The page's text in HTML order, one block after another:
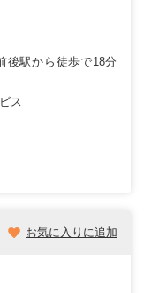
後駅から徒歩で18分
ス
お気に入りに追加